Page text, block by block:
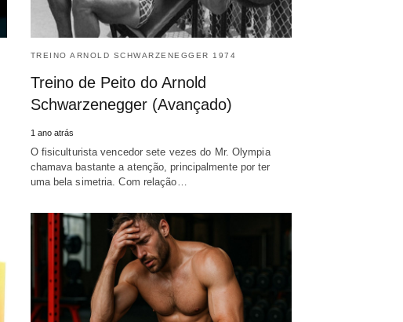
TREINO ARNOLD SCHWARZENEGGER 1974
Treino de Peito do Arnold
Schwarzenegger (Avançado)
1 ano atrás
O fisiculturista vencedor sete vezes do Mr. Olympia
chamava bastante a atenção, principalmente por ter
uma bela simetria. Com relação…